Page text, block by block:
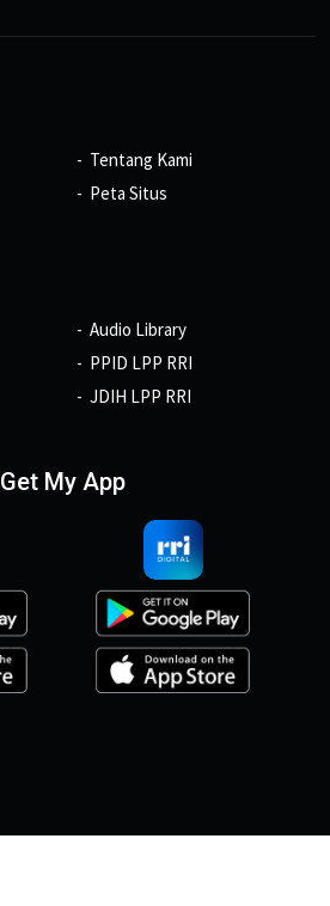
Tentang Kami
Peta Situs
Audio Library
PPID LPP RRI
JDIH LPP RRI
Get My App